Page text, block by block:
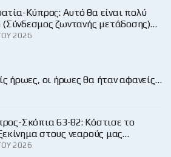
Κύπρος: Αυτό θα είναι πολύ
ζωντανής μετάδοσης)…
2026
ήρωες, οι ήρωες θα ήταν αφανείς…
Σκόπια 63-82: Κόστισε το
στους νεαρούς μας…
2026